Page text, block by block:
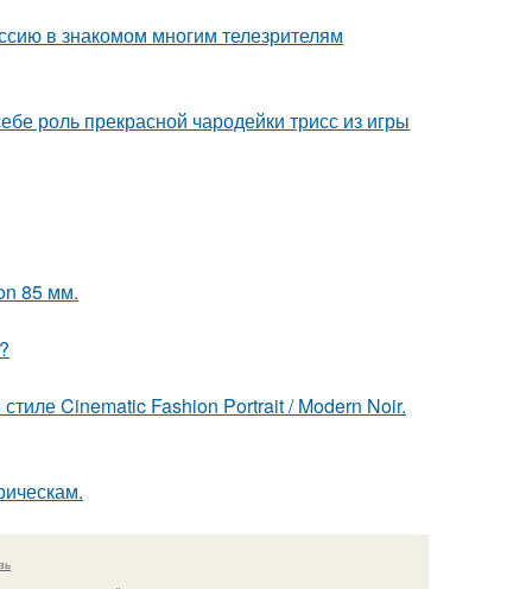
в знакомом многим телезрителям
роль прекрасной чародейки трисс из игры
85 мм.
Cinematic Fashion Portrait / Modern Noir.